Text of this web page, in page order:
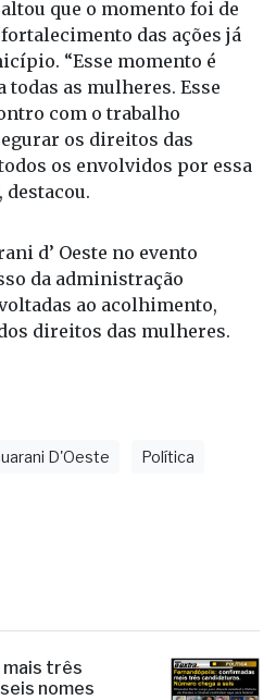
que o momento foi de
das ações já
“Esse momento é
as mulheres. Esse
com o trabalho
os direitos das
os envolvidos por essa
d’ Oeste no evento
da administração
ao acolhimento,
direitos das mulheres.
D'Oeste Política
mais três
nomes